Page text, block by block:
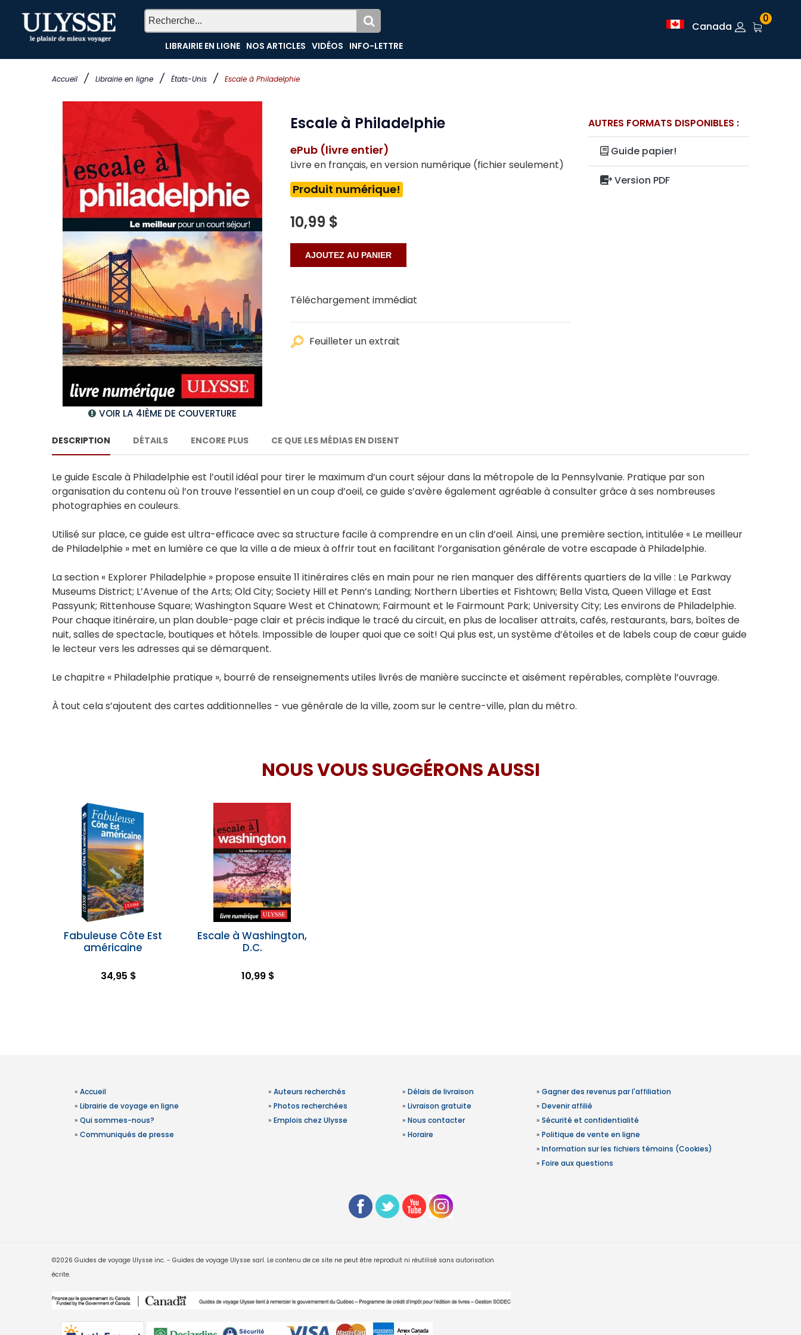
Accueil / Librairie en ligne / États-Unis / Escale à Philadelphie
LIBRAIRIE EN LIGNE NOS ARTICLES VIDÉOS INFO-LETTRE
Canada
0
VOIR LA 4IÈME DE COUVERTURE
Escale à Philadelphie
ePub (livre entier)
Livre en français, en version numérique (fichier seulement)
Produit numérique!
10,99 $
Téléchargement immédiat
Feuilleter un extrait
AUTRES FORMATS DISPONIBLES :
Guide papier!
Version PDF
DESCRIPTION DÉTAILS ENCORE PLUS CE QUE LES MÉDIAS EN DISENT
Le guide Escale à Philadelphie est l’outil idéal pour tirer le maximum d’un court séjour dans la métropole de la Pennsylvanie. Pratique par son
organisation du contenu où l’on trouve l’essentiel en un coup d’oeil, ce guide s’avère également agréable à consulter grâce à ses nombreuses
photographies en couleurs.
Utilisé sur place, ce guide est ultra-efficace avec sa structure facile à comprendre en un clin d’oeil. Ainsi, une première section, intitulée « Le meilleur
de Philadelphie » met en lumière ce que la ville a de mieux à offrir tout en facilitant l’organisation générale de votre escapade à Philadelphie.
La section « Explorer Philadelphie » propose ensuite 11 itinéraires clés en main pour ne rien manquer des différents quartiers de la ville : Le Parkway
Museums District; L’Avenue of the Arts; Old City; Society Hill et Penn’s Landing; Northern Liberties et Fishtown; Bella Vista, Queen Village et East
Passyunk; Rittenhouse Square; Washington Square West et Chinatown; Fairmount et le Fairmount Park; University City; Les environs de Philadelphie.
Pour chaque itinéraire, un plan double-page clair et précis indique le tracé du circuit, en plus de localiser attraits, cafés, restaurants, bars, boîtes de
nuit, salles de spectacle, boutiques et hôtels. Impossible de louper quoi que ce soit! Qui plus est, un système d’étoiles et de labels coup de cœur guide
le lecteur vers les adresses qui se démarquent.
Le chapitre « Philadelphie pratique », bourré de renseignements utiles livrés de manière succincte et aisément repérables, complète l’ouvrage.
À tout cela s’ajoutent des cartes additionnelles - vue générale de la ville, zoom sur le centre-ville, plan du métro.
NOUS VOUS SUGGÉRONS AUSSI
Fabuleuse Côte Est
américaine
34,95 $
Escale à Washington,
D.C.
10,99 $
» Accueil
» Librairie de voyage en ligne
» Qui sommes-nous?
» Communiqués de presse
» Auteurs recherchés
» Photos recherchées
» Emplois chez Ulysse
» Délais de livraison
» Livraison gratuite
» Nous contacter
» Horaire
» Gagner des revenus par l'affiliation
» Devenir affilié
» Sécurité et confidentialité
» Politique de vente en ligne
» Information sur les fichiers témoins (Cookies)
» Foire aux questions
©2026 Guides de voyage Ulysse inc. - Guides de voyage Ulysse sarl. Le contenu de ce site ne peut être reproduit ni réutilisé sans autorisation
écrite.